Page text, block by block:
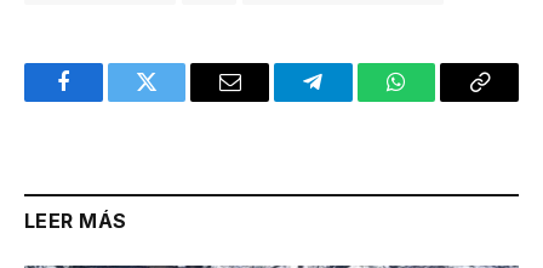
FacebookTwitter Email TelegramWhatsAppCopy
LEER MÁS